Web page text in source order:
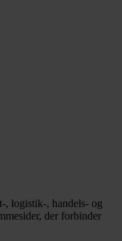
logistik-, handels- og
der forbinder